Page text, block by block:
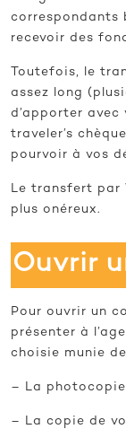
correspondants
recevoir des
Toutefois, le
assez long
d’apporter avec
traveler’s
pourvoir à vos
Le transfert par
plus onéreux.
Ouvrir
Pour ouvrir un
présenter à
choisie munie
– La
– La copie de